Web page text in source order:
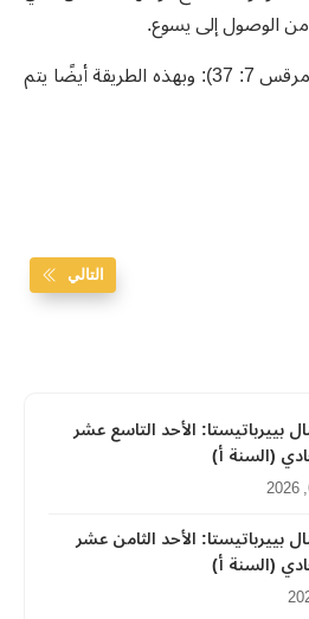
الوصول إلى يسوع.
"قد أبدع في أعماله كلها" (مرقس 7: 37): وبهذه الطريقة أيضًا يتم
التالي
بييرباتيستا: الأحد التاسع عشر
(السنة أ)
بييرباتيستا: الأحد الثامن عشر
(السنة أ)